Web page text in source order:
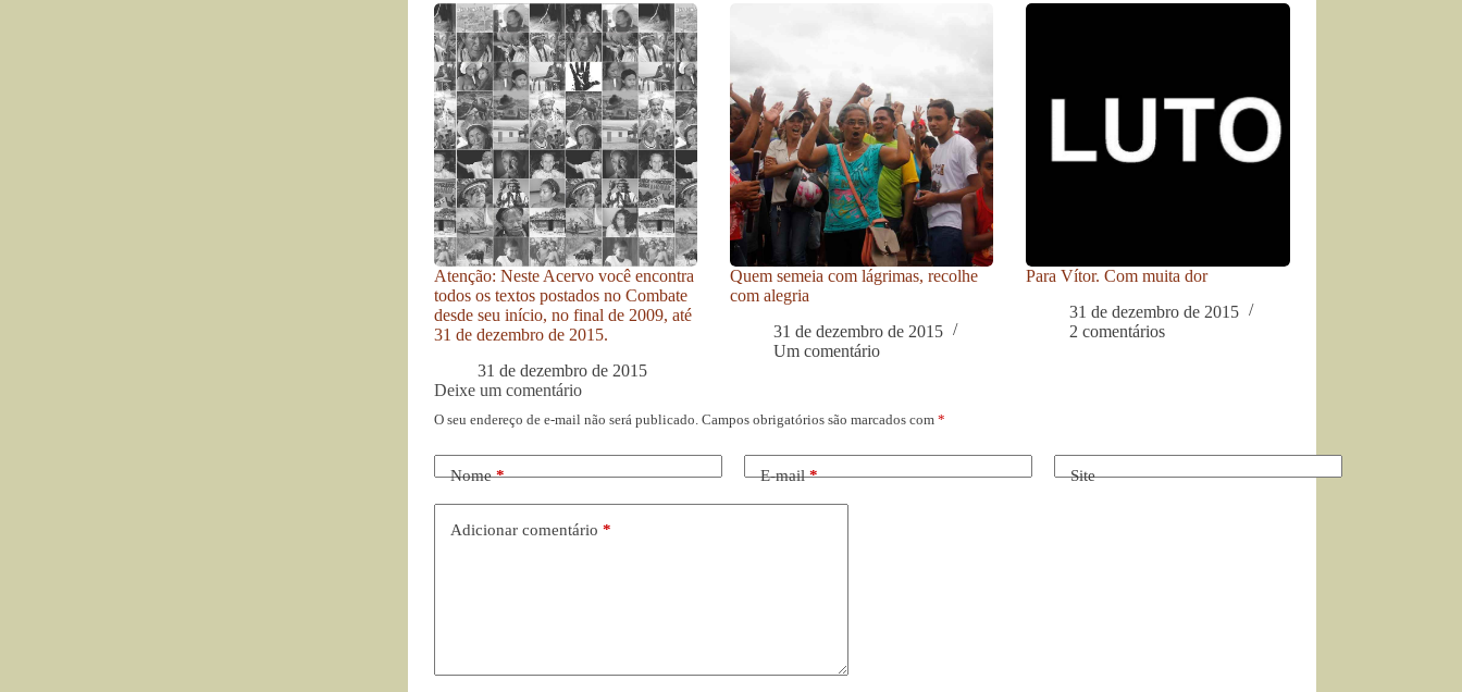
Atenção: Neste Acervo você encontra
todos os textos postados no Combate
desde seu início, no final de 2009, até
31 de dezembro de 2015.
31 de dezembro de 2015
Quem semeia com lágrimas, recolhe
com alegria
31 de dezembro de 2015
Um comentário
Para Vítor. Com muita dor
31 de dezembro de 2015
2 comentários
Deixe um comentário
O seu endereço de e-mail não será publicado. Campos obrigatórios são marcados com *
Nome* E-mail* Site
Adicionar comentário *